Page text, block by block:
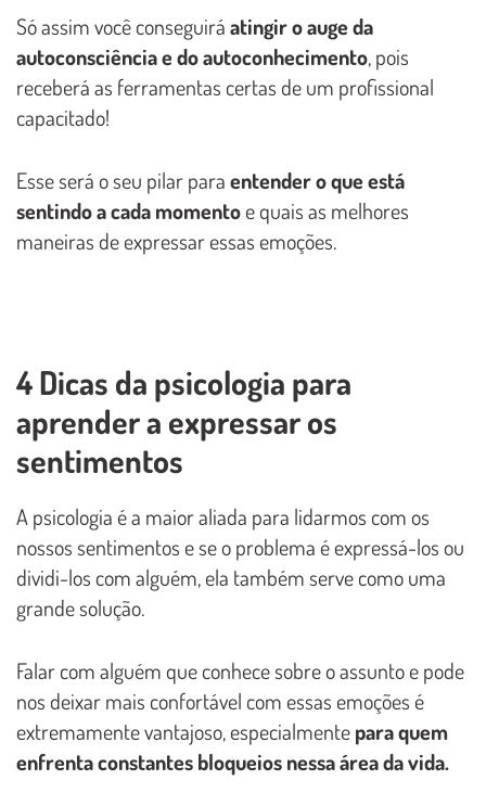
Só assim você conseguiráatingir o auge da
autoconsciência e do autoconhecimento, pois
receberá as ferramentas certas de um profissional
capacitado!
Esse será o seu pilar paraentender o que está
sentindo a cada momentoe quais as melhores
maneiras de expressar essas emoções.
4 Dicas da psicologia para
aprender a expressar os
sentimentos
A psicologia é a maior aliada para lidarmos com os
nossos sentimentos e se o problema é expressá-los ou
dividi-los com alguém, ela também serve como uma
grande solução.
Falar com alguém que conhece sobre o assunto e pode
nos deixar mais confortável com essas emoções é
extremamente vantajoso, especialmentepara quem
enfrenta constantes bloqueios nessa área da vida.